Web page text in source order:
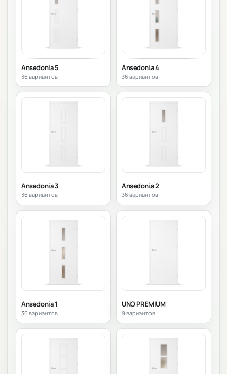
Ansedonia 5
36 вариантов
Ansedonia 4
36 вариантов
Ansedonia 3
36 вариантов
Ansedonia 2
36 вариантов
Ansedonia 1
36 вариантов
UNO PREMIUM
9 вариантов